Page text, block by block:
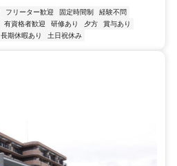
フリーター歓迎 固定時間制
経験不問
有資格者歓迎 研修あり 夕方
賞与あり
長期休暇あり 土日祝休み